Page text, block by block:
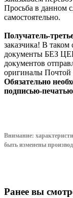
Просьба в данном
самостоятельно.
Получатель-
заказчика! В таком
документы БЕЗ
документов
оригиналы Почтой
Обязательно
подписью-
Внимание:
быть изменены
Ранее вы